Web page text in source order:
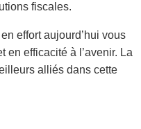
fiscales.
effort aujourd’hui vous
en efficacité à l’avenir. La
alliés dans cette